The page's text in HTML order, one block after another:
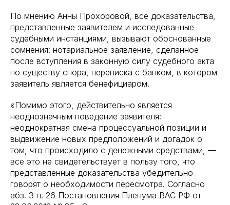
По мнению Анны Прохоровой, все доказательства,
представленные заявителем и исследованные
судебными инстанциями, вызывают обоснованные
сомнения: нотариальное заявление, сделанное
после вступления в законную силу судебного акта
по существу спора, переписка с банком, в котором
заявитель является бенефициаром.
«Помимо этого, действительно является
неоднозначным поведение заявителя:
неоднократная смена процессуальной позиции и
выдвижение новых предположений и догадок о
том, что происходило с денежными средствами, —
все это не свидетельствует в пользу того, что
представленные доказательства убедительно
говорят о необходимости пересмотра. Согласно
абз. 3 п. 26 Постановления Пленума ВАС РФ от